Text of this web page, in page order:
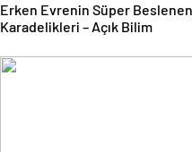
Erken Evrenin Süper Beslenen
Karadelikleri – Açık Bilim